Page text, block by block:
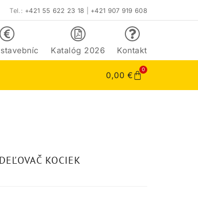
Tel.: +421 55 622 23 18 +421 907 919 608
Katalóg 2026 Kontakt
0,00 €
0
KOCIEK